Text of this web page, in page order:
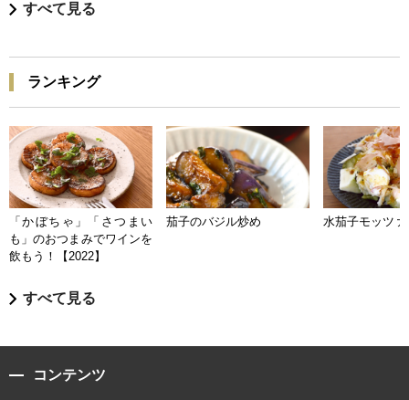
すべて見る
ランキング
「かぼちゃ」「さつまい
も」のおつまみでワインを
飲もう！【2022】
茄子のバジル炒め 水茄子モッツァ
すべて見る
コンテンツ